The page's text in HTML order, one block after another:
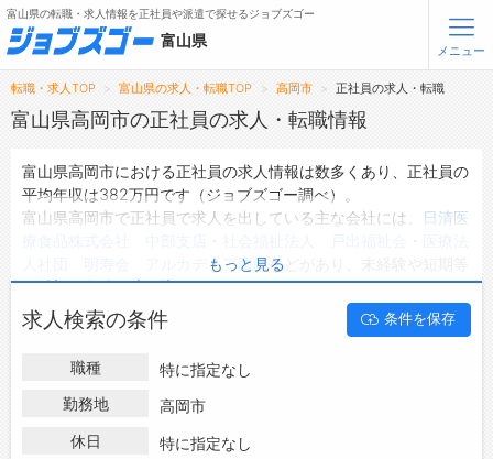
無料会員登録 ログイン
メニュー
トップ
転職支援サービスについて
転職ノウハウ(応募書類の書き方・面接対策など)
ジョブズゴーについて
富山県の転職・求人情報を正社員や派遣で探せるジョブズゴー
富山県
メニュー
転職・求人TOP 富山県の求人・転職TOP 高岡市 正社員の求人・転職
富山県高岡市の正社員の求人・転職情報
富山県高岡市における正社員の求人情報は数多くあり、正社員の
平均年収は382万円です（ジョブズゴー調べ）。
富山県高岡市で正社員で求人を出している主な会社には、
日清医
人社団 明寿会 アルカディア雨晴などがあり、未経験や短期等
ご希望の条件で絞り込みができます。
富山県高岡市の地域密着型の求人サイトであるジョブズゴーでは
富山県高岡市の正社員として働ける求人情報を681件取り扱って
います。
ハローワークにはない求人も多数扱っており、転職だけでなく、
第二新卒から50代・60代以上の方の再就職も可能です。 富山県
ある職種に応募してみてくださいね。
もっと見る
求人検索の条件 条件を保存
職種
特に指定なし
勤務地
高岡市
休日
特に指定なし